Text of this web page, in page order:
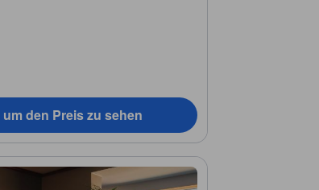
den Preis zu sehen